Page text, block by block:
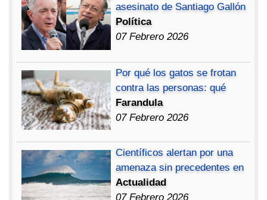
asesinato de Santiago Gallón
Política
07 Febrero 2026
Por qué los gatos se frotan
contra las personas: qué
Farandula
07 Febrero 2026
Científicos alertan por una
amenaza sin precedentes en
Actualidad
07 Febrero 2026